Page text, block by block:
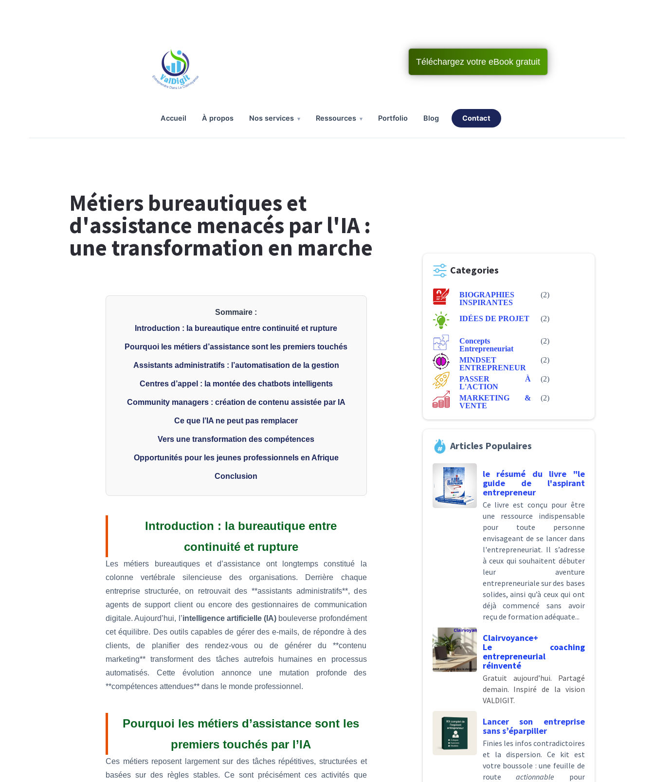
Téléchargez votre eBook gratuit
accueil à propos nos services ressources portfolio blog contact
Métiers bureautiques et
d'assistance menacés par l'IA :
une transformation en marche
Sommaire :
Introduction : la bureautique entre continuité et rupture
Pourquoi les métiers d’assistance sont les premiers touchés
Assistants administratifs : l’automatisation de la gestion
Centres d’appel : la montée des chatbots intelligents
Community managers : création de contenu assistée par IA
Ce que l’IA ne peut pas remplacer
Vers une transformation des compétences
Opportunités pour les jeunes professionnels en Afrique
Conclusion
Introduction : la bureautique entre
continuité et rupture
Les métiers bureautiques et d’assistance ont longtemps constitué la
colonne vertébrale silencieuse des organisations. Derrière chaque
entreprise structurée, on retrouvait des **assistants administratifs**, des
agents de support client ou encore des gestionnaires de communication
digitale. Aujourd’hui, l’intelligence artificielle (IA) bouleverse profondément
cet équilibre. Des outils capables de gérer des e-mails, de répondre à des
clients, de planifier des rendez-vous ou de générer du **contenu
marketing** transforment des tâches autrefois humaines en processus
automatisés. Cette évolution annonce une mutation profonde des
**compétences attendues** dans le monde professionnel.
Pourquoi les métiers d’assistance sont les
premiers touchés par l’IA
Ces métiers reposent largement sur des tâches répétitives, structurées et
basées sur des règles stables. Ce sont précisément ces activités que
Categories
BIOGRAPHIES
INSPIRANTES
(2)
IDÉES DE PROJET (2)
Concepts
Entrepreneuriat
(2)
MINDSET
ENTREPRENEUR
(2)
PASSER À
L'ACTION
(2)
MARKETING &
VENTE
(2)
Articles Populaires
le résumé du livre "le
guide de l'aspirant
entrepreneur
Ce livre est conçu pour être
une ressource indispensable
pour toute personne
envisageant de se lancer dans
l'entrepreneuriat. Il s’adresse
à ceux qui souhaitent débuter
leur aventure
entrepreneuriale sur des bases
solides, ainsi qu’à ceux qui ont
déjà commencé sans avoir
reçu de formation adéquate...
Clairvoyance+
Le coaching
entrepreneurial
réinventé
Gratuit aujourd’hui. Partagé
demain. Inspiré de la vision
VALDIGIT.
Lancer son entreprise
sans s’éparpiller
Finies les infos contradictoires
et la dispersion. Ce kit est
votre boussole : une feuille de
routeactionnable pour